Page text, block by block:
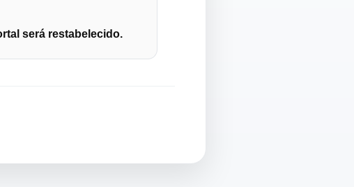
será restabelecido.